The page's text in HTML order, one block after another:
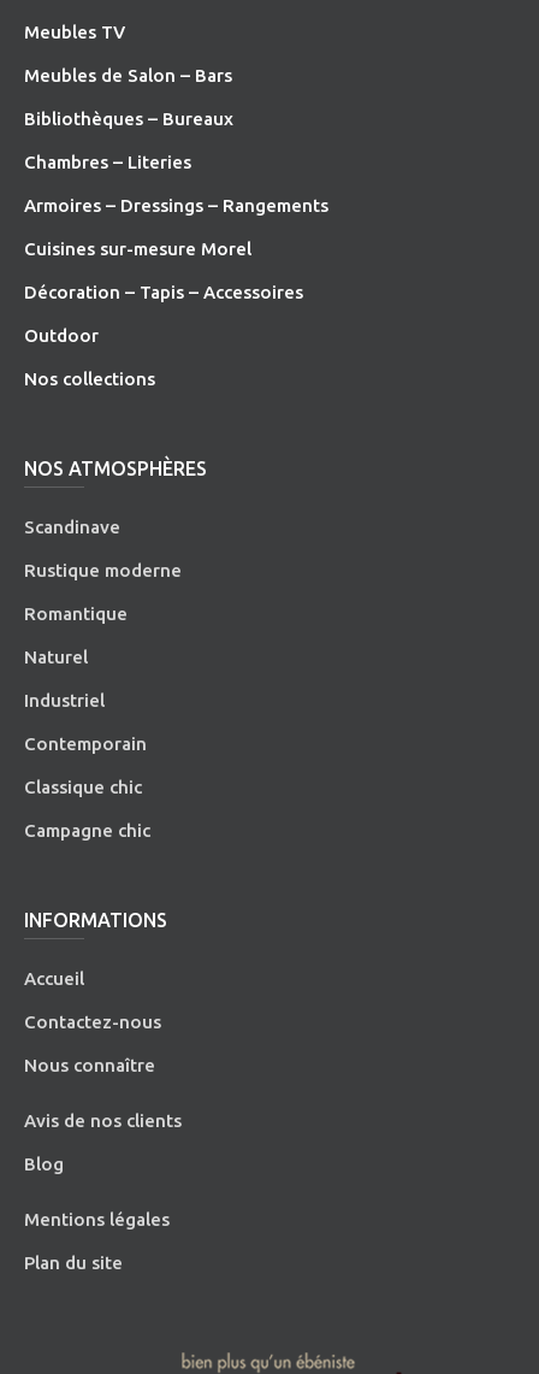
Meubles TV
Meubles de Salon – Bars
Bibliothèques – Bureaux
Chambres – Literies
Armoires – Dressings – Rangements
Cuisines sur-mesure Morel
Décoration – Tapis – Accessoires
Outdoor
Nos collections
NOS ATMOSPHÈRES
Scandinave
Rustique moderne
Romantique
Naturel
Industriel
Contemporain
Classique chic
Campagne chic
INFORMATIONS
Accueil
Contactez-nous
Nous connaître
Avis de nos clients
Blog
Mentions légales
Plan du site